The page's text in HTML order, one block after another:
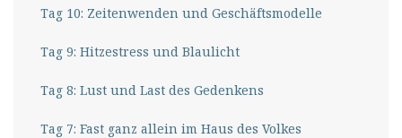
Tag 10: Zeitenwenden und Geschäftsmodelle
Tag 9: Hitzestress und Blaulicht
Tag 8: Lust und Last des Gedenkens
Tag 7: Fast ganz allein im Haus des Volkes